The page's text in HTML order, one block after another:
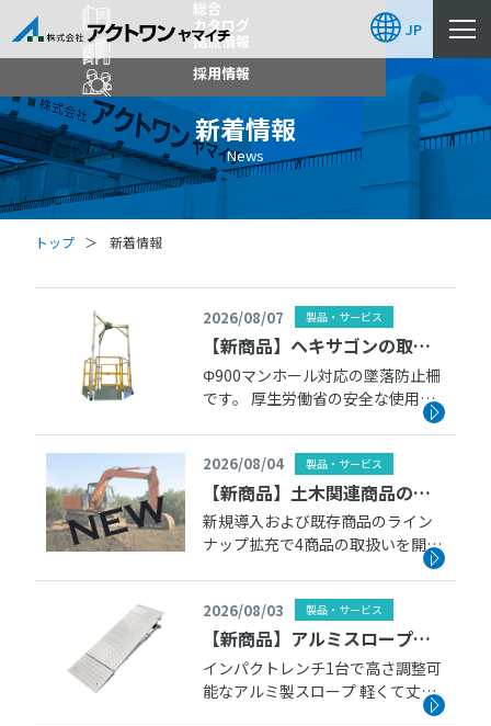
総合
カタログ
拠点情報
採用情報
JP
新着情報
News
トップ 新着情報
2026/08/07 製品・サービス
【新商品】ヘキサゴンの取扱
いを始めます
Φ900マンホール対応の墜落防止柵
です。 厚生労働省の安全な使用に
関するガイドラインに準拠してい
キャスター付 2026年8月下旬よ
り出庫対応予定です。
2026/08/04 製品・サービス
【新商品】土木関連商品のラ
インナップを拡充しました
新規導入および既存商品のライン
ナップ拡充で4商品の取扱いを開始
いたしました。 既存の仮設商品と
■LEDテープライト(赤・緑・
青) ■メトロポスト
■ラバーBES […]
2026/08/03 製品・サービス
【新商品】アルミスロープ
「メトロン」の取扱いを始め
ます
インパクトレンチ1台で高さ調整可
能なアルミ製スロープ 軽くて丈
夫。優れた強度で耐荷重1,000kg